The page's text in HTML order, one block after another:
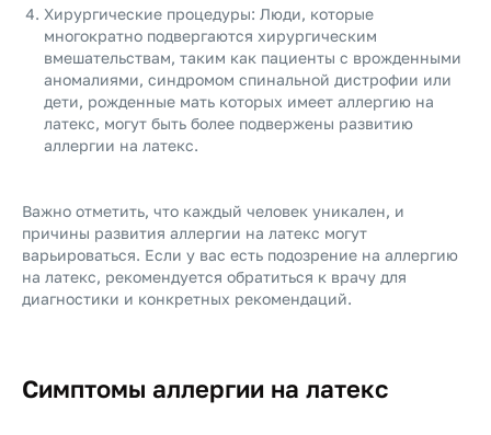
Хирургические процедуры: Люди, которые
многократно подвергаются хирургическим
вмешательствам, таким как пациенты с врожденными
аномалиями, синдромом спинальной дистрофии или
дети, рожденные мать которых имеет аллергию на
латекс, могут быть более подвержены развитию
аллергии на латекс.
Важно отметить, что каждый человек уникален, и
причины развития аллергии на латекс могут
варьироваться. Если у вас есть подозрение на аллергию
на латекс, рекомендуется обратиться к врачу для
диагностики и конкретных рекомендаций.
Симптомы аллергии на латекс